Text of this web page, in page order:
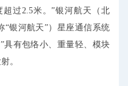
过2.5米。”银河航天（北
“银河航天”）星座通信系统
具有包络小、重量轻、模块
。